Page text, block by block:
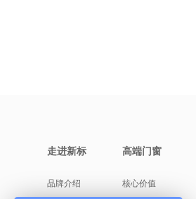
走进新标
品牌介绍
高端门窗
核心价值